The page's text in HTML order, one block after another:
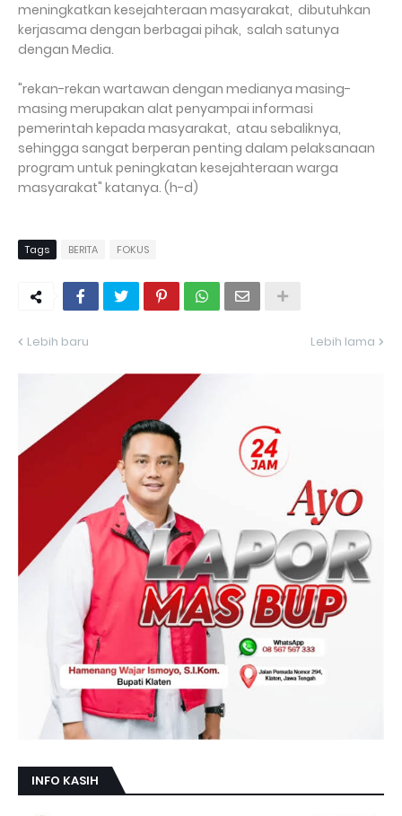
meningkatkan kesejahteraan masyarakat, dibutuhkan
kerjasama dengan berbagai pihak, salah satunya
dengan Media.
"rekan-rekan wartawan dengan medianya masing-
masing merupakan alat penyampai informasi
pemerintah kepada masyarakat, atau sebaliknya,
sehingga sangat berperan penting dalam pelaksanaan
program untuk peningkatan kesejahteraan warga
masyarakat" katanya. (h-d)
Tags BERITA FOKUS
Lebih baru Lebih lama
INFO KASIH